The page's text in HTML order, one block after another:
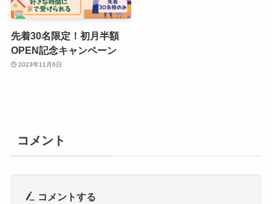
先着30名限定！初月半額
OPEN記念キャンペーン
2023年11月6日
コメント
コメントする